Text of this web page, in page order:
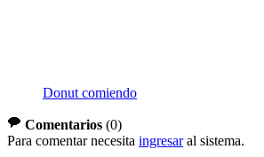
Donut comiendo
Comentarios (0)
Para comentar necesita ingresaral sistema.